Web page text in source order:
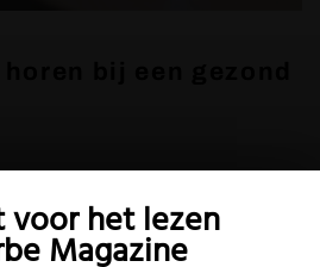
voor het lezen
Magazine